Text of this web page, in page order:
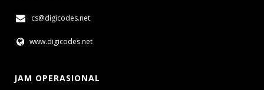
cs@digicodes.net
www.digicodes.net
JAM OPERASIONAL